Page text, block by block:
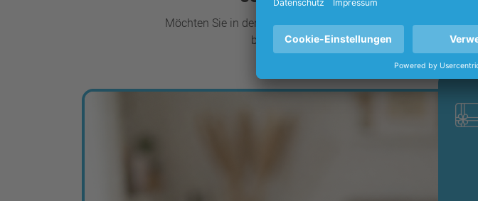
Möchten Sie in den ersten Monaten besonders günstig
bringen mit unserem leistungsstarken